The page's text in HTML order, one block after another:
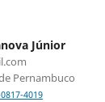
Júnior
Pernambuco
4019